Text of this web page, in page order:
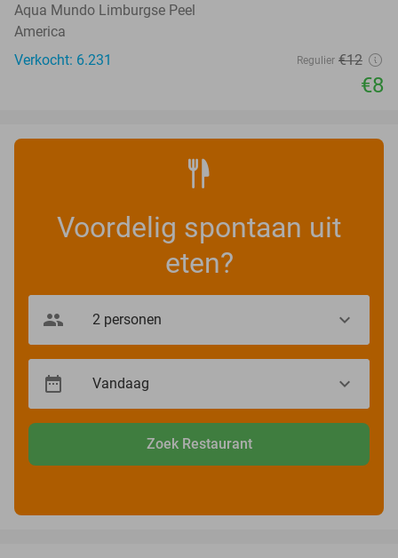
Aqua Mundo Limburgse Peel
America
Verkocht: 6.231
Regulier €12
€8
Voordelig spontaan uit
eten?
Zoek Restaurant